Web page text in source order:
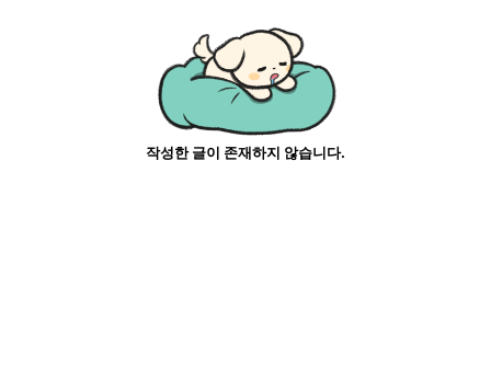
작성한 글이 존재하지 않습니다.